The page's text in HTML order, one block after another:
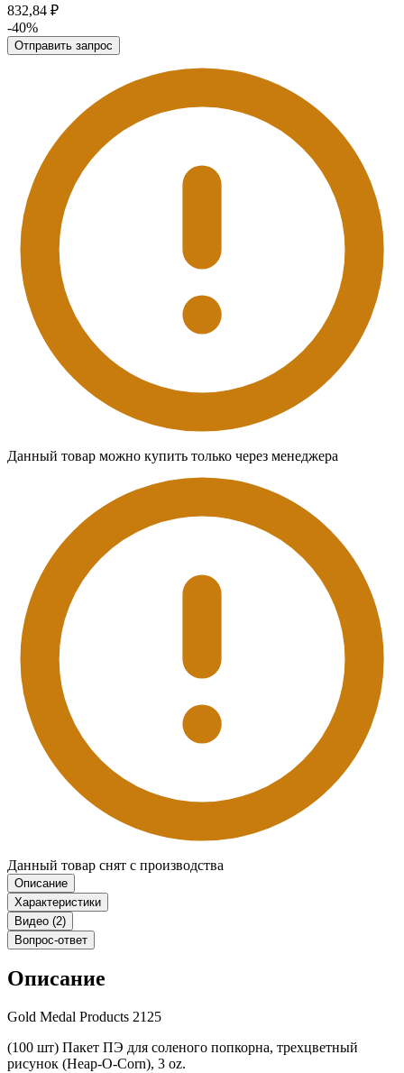
832,84 ₽
-40%
Отправить запрос
Данный товар можно купить только через менеджера
Данный товар снят с производства
Описание
Характеристики
Видео (2)
Вопрос-ответ
Описание
Gold Medal Products 2125
(100 шт) Пакет ПЭ для соленого попкорна, трехцветный
рисунок (Heap-O-Corn), 3 oz.